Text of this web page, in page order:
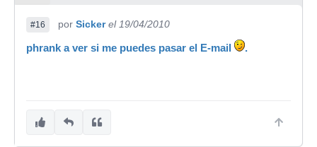
#16 por Sicker el 19/04/2010
phrank a ver si me puedes pasar el E-mail .